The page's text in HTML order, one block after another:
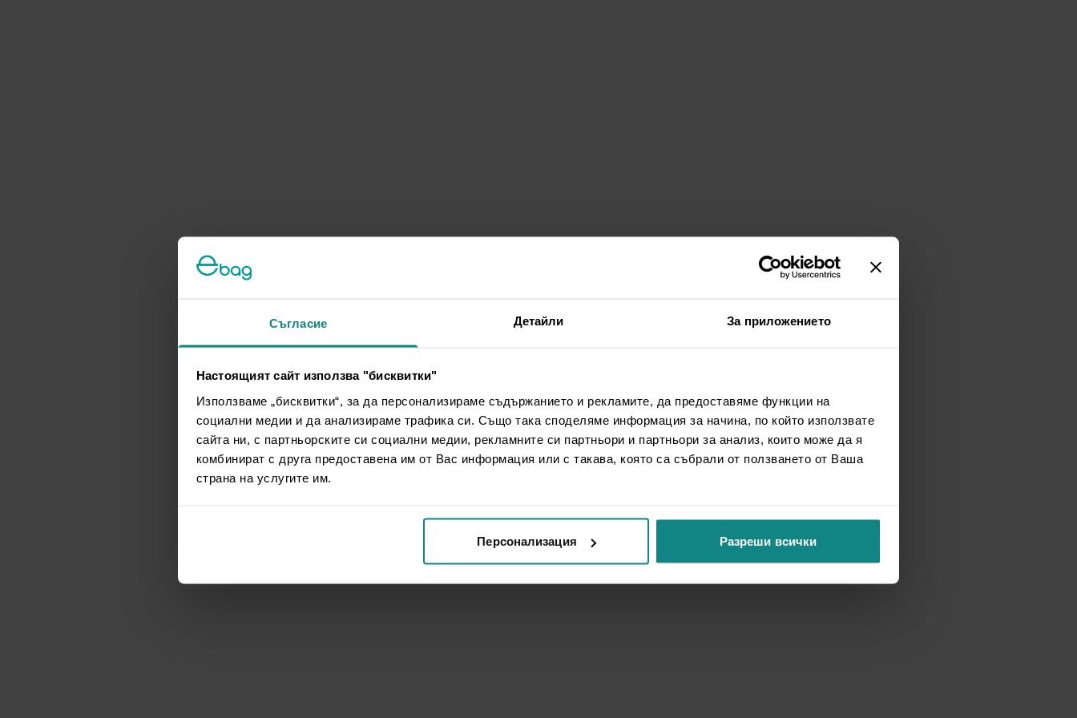
Съгласие Детайли За приложението
Настоящият сайт използва "бисквитки"
Използваме „бисквитки“, за да персонализираме съдържанието и рекламите, да предоставяме функции на
социални медии и да анализираме трафика си. Също така споделяме информация за начина, по който използвате
сайта ни, с партньорските си социални медии, рекламните си партньори и партньори за анализ, които може да я
комбинират с друга предоставена им от Вас информация или с такава, която са събрали от ползването от Ваша
страна на услугите им.
Персонализация Разреши всички